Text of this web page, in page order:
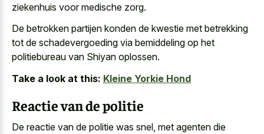
ziekenhuis voor medische zorg.
De betrokken partijen konden de kwestie met betrekking
tot de schadevergoeding via bemiddeling op het
politiebureau van Shiyan oplossen.
Take a look at this: Kleine Yorkie Hond
Reactie van de politie
De reactie van de politie was snel, met agenten die